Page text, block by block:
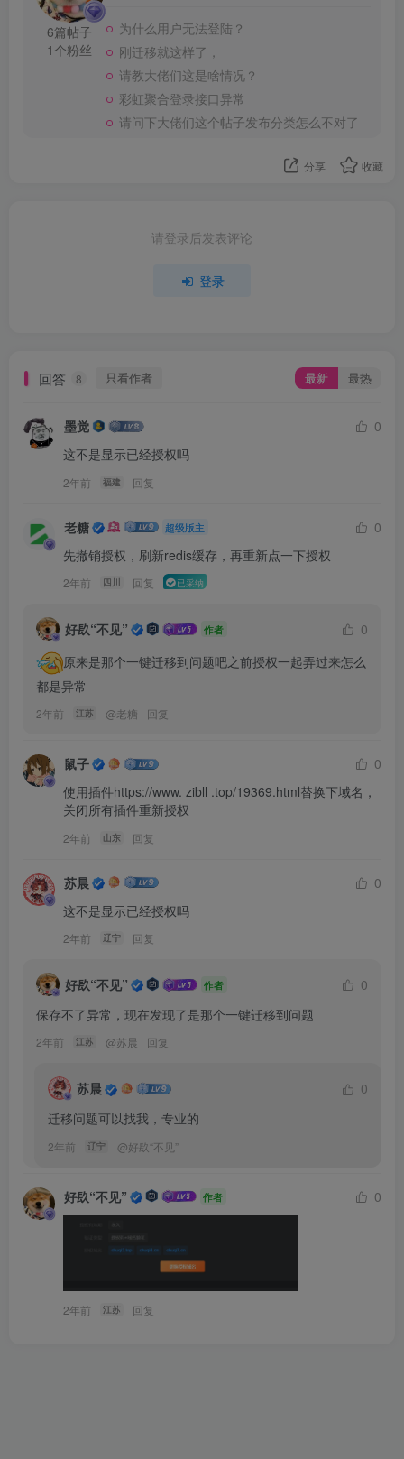
6篇帖子
1个粉丝
为什么用户无法登陆？
刚迁移就这样了，
请教大佬们这是啥情况？
彩虹聚合登录接口异常
请问下大佬们这个帖子发布分类怎么不对了
分享 收藏
请登录后发表评论
登录
回答 8 只看作者 最新 最热
墨觉
0
这不是显示已经授权吗
2年前 福建 回复
老糖 超级版主
0
先撤销授权，刷新redis缓存，再重新点一下授权
2年前 四川 回复 已采纳
好镹“不见” 作者
0
原来是那个一键迁移到问题吧之前授权一起弄过来怎么
都是异常
2年前 江苏 @老糖 回复
鼠子
0
使用插件https://www. zibll .top/19369.html替换下域名，
关闭所有插件重新授权
2年前 山东 回复
苏晨
0
这不是显示已经授权吗
2年前 辽宁 回复
好镹“不见” 作者
0
保存不了异常，现在发现了是那个一键迁移到问题
2年前 江苏 @苏晨 回复
苏晨
0
迁移问题可以找我，专业的
2年前 辽宁 @好镹“不见”
好镹“不见” 作者 0
2年前 江苏 回复